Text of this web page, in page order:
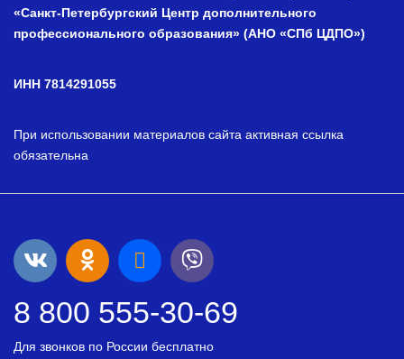
«Санкт-Петербургский Центр дополнительного
профессионального образования» (АНО «СПб ЦДПО»)
ИНН 7814291055
При использовании материалов сайта активная ссылка
обязательна
8 800 555-30-69
Для звонков по России бесплатно